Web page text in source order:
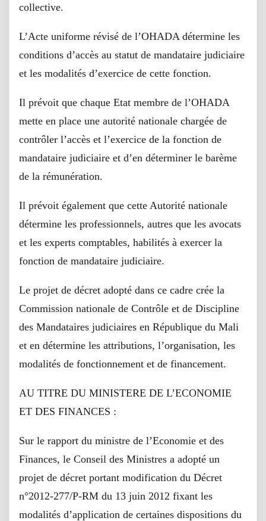
collective.
L’Acte uniforme révisé de l’OHADA détermine les
conditions d’accès au statut de mandataire judiciaire
et les modalités d’exercice de cette fonction.
Il prévoit que chaque Etat membre de l’OHADA
mette en place une autorité nationale chargée de
contrôler l’accès et l’exercice de la fonction de
mandataire judiciaire et d’en déterminer le barème
de la rémunération.
Il prévoit également que cette Autorité nationale
détermine les professionnels, autres que les avocats
et les experts comptables, habilités à exercer la
fonction de mandataire judiciaire.
Le projet de décret adopté dans ce cadre crée la
Commission nationale de Contrôle et de Discipline
des Mandataires judiciaires en République du Mali
et en détermine les attributions, l’organisation, les
modalités de fonctionnement et de financement.
AU TITRE DU MINISTERE DE L’ECONOMIE
ET DES FINANCES :
Sur le rapport du ministre de l’Economie et des
Finances, le Conseil des Ministres a adopté un
projet de décret portant modification du Décret
n°2012-277/P-RM du 13 juin 2012 fixant les
modalités d’application de certaines dispositions du